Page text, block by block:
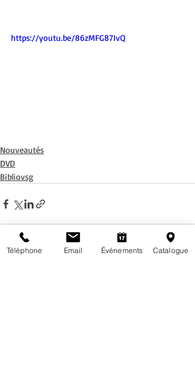
https://youtu.be/86zMFG87IvQ
Nouveautés
DVD
Bibliovsg
Téléphone Email Événements Catalogue